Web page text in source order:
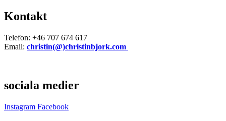
Kontakt
Telefon: +46 707 674 617
Email: christin(@)christinbjork.com
sociala medier
Instagram Facebook